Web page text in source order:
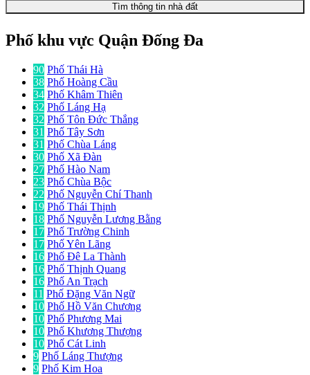
Tìm thông tin nhà đất
Phố khu vực Quận Đống Đa
90 Phố Thái Hà
38 Phố Hoàng Cầu
34 Phố Khâm Thiên
32 Phố Láng Hạ
32 Phố Tôn Đức Thắng
31 Phố Tây Sơn
31 Phố Chùa Láng
30 Phố Xã Đàn
27 Phố Hào Nam
23 Phố Chùa Bộc
22 Phố Nguyễn Chí Thanh
19 Phố Thái Thịnh
18 Phố Nguyễn Lương Bằng
17 Phố Trường Chinh
17 Phố Yên Lãng
16 Phố Đê La Thành
16 Phố Thịnh Quang
16 Phố An Trạch
11 Phố Đặng Văn Ngữ
10 Phố Hồ Văn Chương
10 Phố Phương Mai
10 Phố Khương Thượng
10 Phố Cát Linh
9 Phố Láng Thượng
9 Phố Kim Hoa